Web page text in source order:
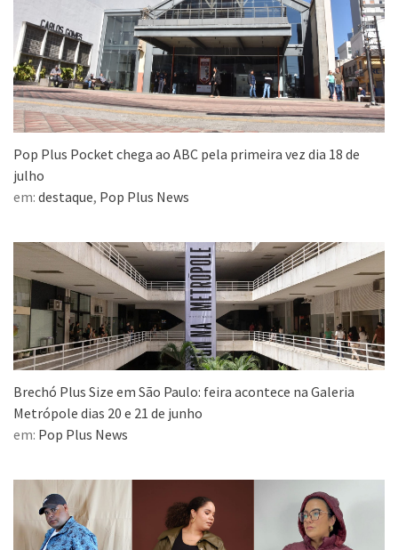
Pop Plus Pocket chega ao ABC pela primeira vez dia 18 de
julho
em: destaque, Pop Plus News
Brechó Plus Size em São Paulo: feira acontece na Galeria
Metrópole dias 20 e 21 de junho
em: Pop Plus News